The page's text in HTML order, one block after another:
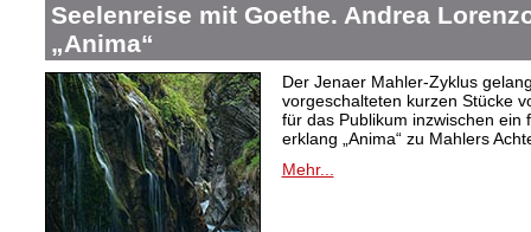
Seelenreise mit Goethe. Andrea
„Anima“
Der Jenaer Mahler-Zyklus
vorgeschalteten kurzen Stücke
für das Publikum inzwischen ein
erklang „Anima“ zu Mahlers
Mehr...